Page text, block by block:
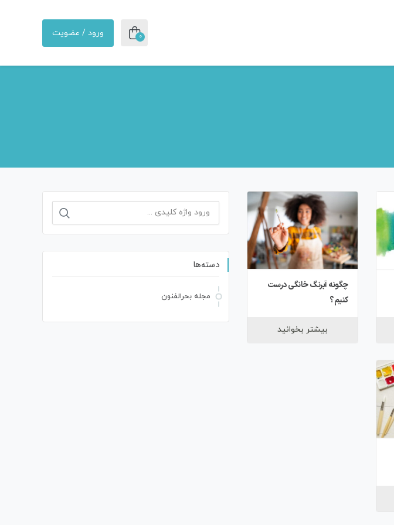
0 ورود / عضویت
چگونه آبرنگ خانگی درست
کنیم؟
بیشتر بخوانید
جستجو
دسته‌ها
مجله بحرالفنون